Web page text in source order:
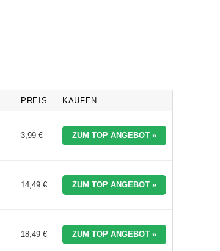
PREIS KAUFEN
3,99 € ZUM TOP ANGEBOT »
14,49 € ZUM TOP ANGEBOT »
18,49 € ZUM TOP ANGEBOT »